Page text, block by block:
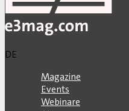
DE
Magazine
Events
Webinare